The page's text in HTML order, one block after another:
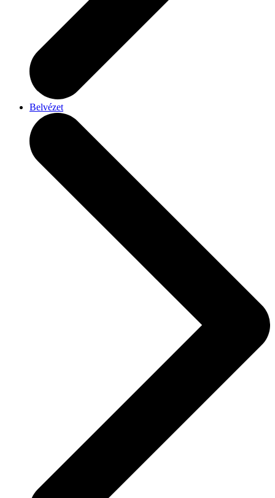
Belvézet